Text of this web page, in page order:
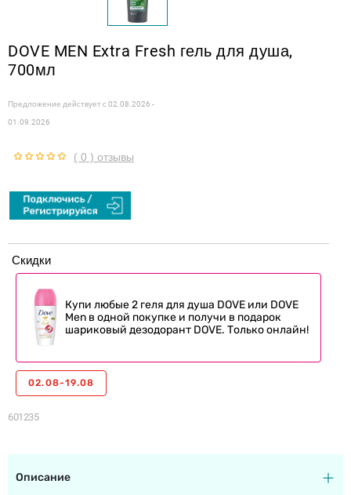
DOVE MEN Extra Fresh гель для душа,
700мл
Предложение действует с02.08.2026 -
01.09.2026
( 0 ) отзывы
601235
Скидки
Купи любые 2 геля для душа DOVE или DOVE
Men в одной покупке и получи в подарок
шариковый дезодорант DOVE. Только онлайн!
02.08-19.08
Описание